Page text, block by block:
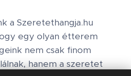
a Szeretethangja.hu
egy olyan étterem
nem csak finom
hanem a szeretet